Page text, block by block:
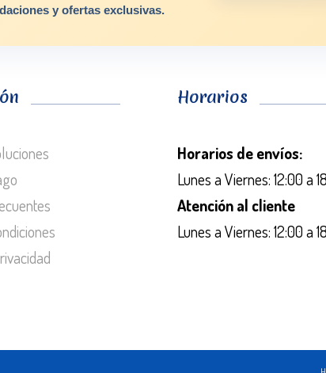
y ofertas exclusivas.
Horarios
Horarios de envíos:
Lunes a Viernes: 12:00 a
Atención al cliente
Lunes a Viernes: 12:00 a